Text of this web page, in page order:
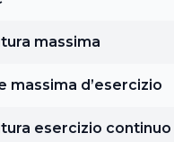
massima
massima d’esercizio
esercizio continuo